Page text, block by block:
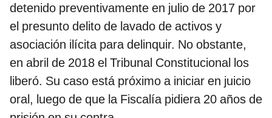
detenido preventivamente en julio de 2017 por
el presunto delito de lavado de activos y
asociación ilícita para delinquir. No obstante,
en abril de 2018 el Tribunal Constitucional los
liberó. Su caso está próximo a iniciar en juicio
oral, luego de que la Fiscalía pidiera 20 años de